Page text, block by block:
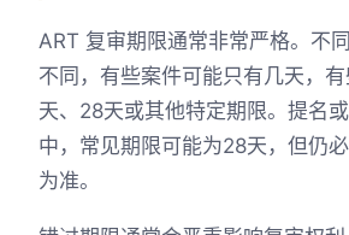
ART 复审期限通常非常严格。不
不同，有些案件可能只有几天，
天、28天或其他特定期限。提名
中，常见期限可能为28天，但仍
为准。